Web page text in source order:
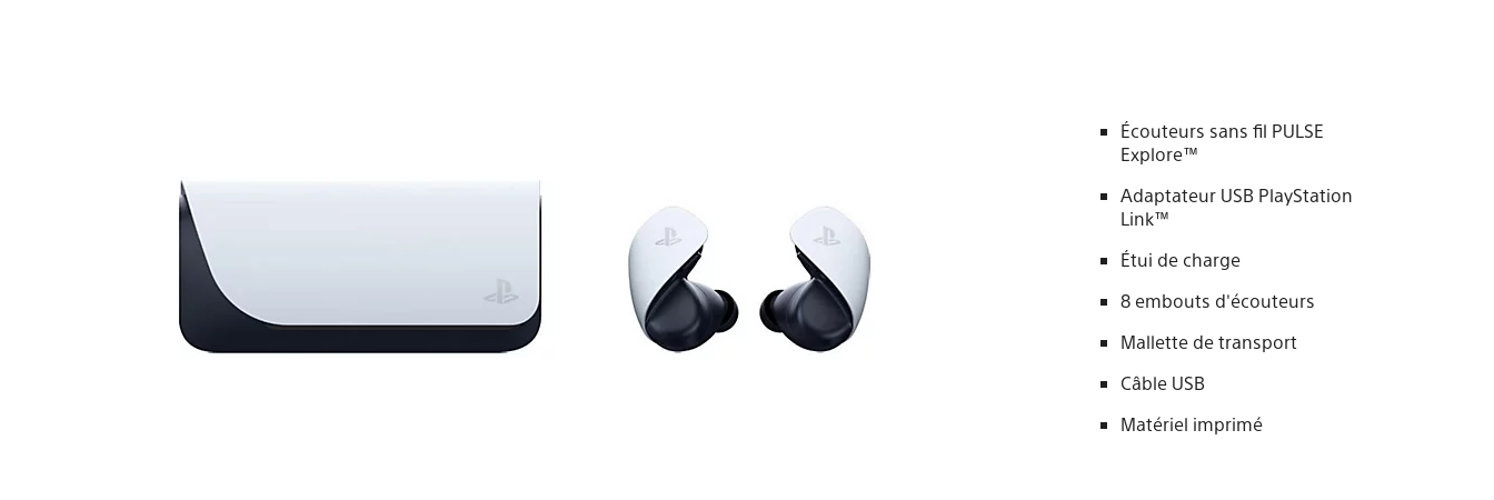
Écouteurs sans fil PULSE
Explore™
Adaptateur USB PlayStation
Link™
Étui de charge
8 embouts d'écouteurs
Mallette de transport
Câble USB
Matériel imprimé